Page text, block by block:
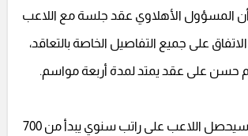
المسؤول الأهلاوي عقد جلسة مع اللاعب
الاتفاق على جميع التفاصيل الخاصة بالتعاقد،
حسن على عقد يمتد لمدة أربعة مواسم.
وبحسب الاتفاق، سيحصل اللاعب على راتب سنوي يبدأ من 700